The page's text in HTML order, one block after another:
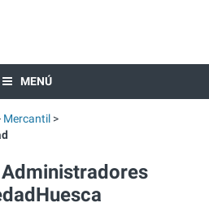
MENÚ
Mercantil